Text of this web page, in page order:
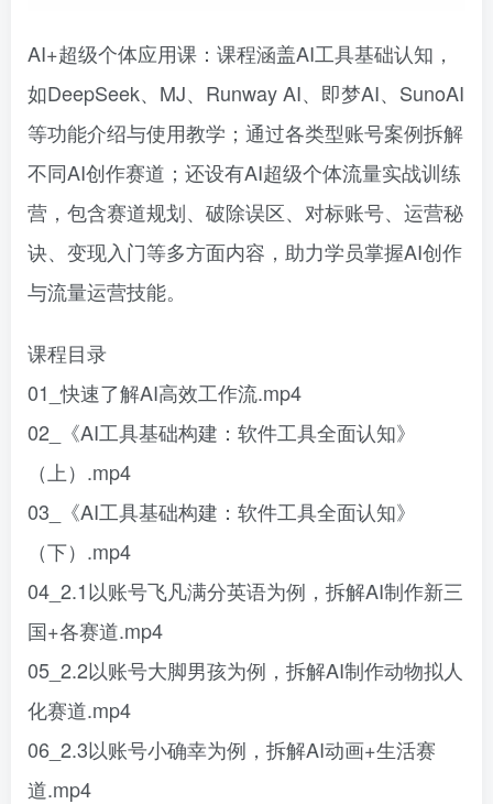
AI+超级个体应用课：课程涵盖AI工具基础认知，
如DeepSeek、MJ、Runway AI、即梦AI、SunoAI
等功能介绍与使用教学；通过各类型账号案例拆解
不同AI创作赛道；还设有AI超级个体流量实战训练
营，包含赛道规划、破除误区、对标账号、运营秘
诀、变现入门等多方面内容，助力学员掌握AI创作
与流量运营技能。
课程目录
01_快速了解AI高效工作流.mp4
02_《AI工具基础构建：软件工具全面认知》
（上）.mp4
03_《AI工具基础构建：软件工具全面认知》
（下）.mp4
04_2.1以账号飞凡满分英语为例，拆解AI制作新三
国+各赛道.mp4
05_2.2以账号大脚男孩为例，拆解AI制作动物拟人
化赛道.mp4
06_2.3以账号小确幸为例，拆解AI动画+生活赛
道.mp4